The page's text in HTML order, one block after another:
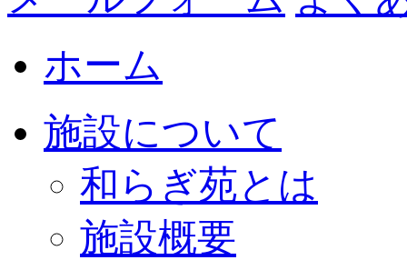
ホーム
施設について
和らぎ苑とは
施設概要